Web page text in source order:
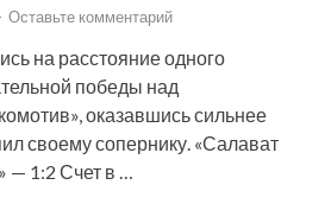
Оставьте комментарий
на расстояние одного
победы над
оказавшись сильнее
своему сопернику. «Салават
— 1:2 Счет в …